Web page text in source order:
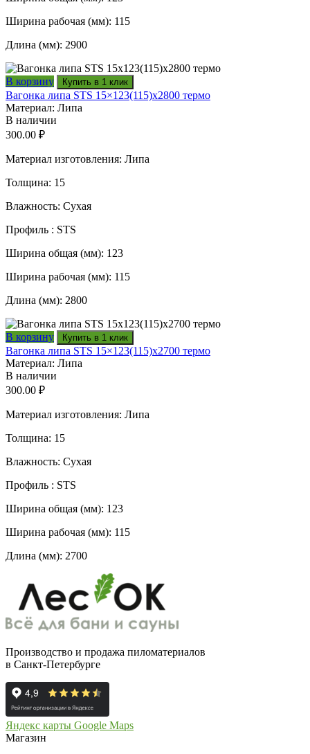
Ширина рабочая (мм): 115
Длина (мм): 2900
В корзину Купить в 1 клик
Вагонка липа STS 15×123(115)x2800 термо
Материал: Липа
В наличии
300.00 ₽
Материал изготовления: Липа
Толщина: 15
Влажность: Сухая
Профиль : STS
Ширина общая (мм): 123
Ширина рабочая (мм): 115
Длина (мм): 2800
В корзину Купить в 1 клик
Вагонка липа STS 15×123(115)x2700 термо
Материал: Липа
В наличии
300.00 ₽
Материал изготовления: Липа
Толщина: 15
Влажность: Сухая
Профиль : STS
Ширина общая (мм): 123
Ширина рабочая (мм): 115
Длина (мм): 2700
Производство и продажа пиломатериалов
в Санкт-Петербурге
Яндекс карты Google Maps
Магазин